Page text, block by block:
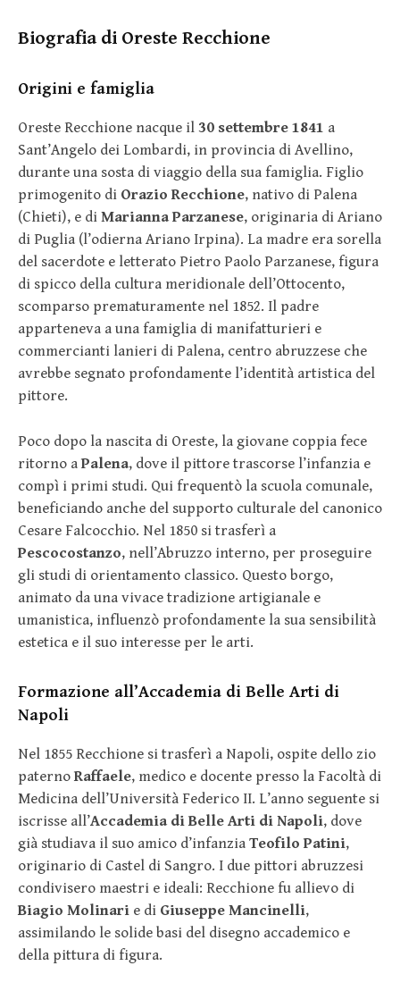
Biografia di Oreste Recchione
Origini e famiglia
Oreste Recchione nacque il 30 settembre 1841 a
Sant’Angelo dei Lombardi, in provincia di Avellino,
durante una sosta di viaggio della sua famiglia. Figlio
primogenito di Orazio Recchione, nativo di Palena
(Chieti), e di Marianna Parzanese, originaria di Ariano
di Puglia (l’odierna Ariano Irpina). La madre era sorella
del sacerdote e letterato Pietro Paolo Parzanese, figura
di spicco della cultura meridionale dell’Ottocento,
scomparso prematuramente nel 1852. Il padre
apparteneva a una famiglia di manifatturieri e
commercianti lanieri di Palena, centro abruzzese che
avrebbe segnato profondamente l’identità artistica del
pittore.
Poco dopo la nascita di Oreste, la giovane coppia fece
ritorno a Palena, dove il pittore trascorse l’infanzia e
compì i primi studi. Qui frequentò la scuola comunale,
beneficiando anche del supporto culturale del canonico
Cesare Falcocchio. Nel 1850 si trasferì a
Pescocostanzo, nell’Abruzzo interno, per proseguire
gli studi di orientamento classico. Questo borgo,
animato da una vivace tradizione artigianale e
umanistica, influenzò profondamente la sua sensibilità
estetica e il suo interesse per le arti.
Formazione all’Accademia di Belle Arti di
Napoli
Nel 1855 Recchione si trasferì a Napoli, ospite dello zio
paterno Raffaele, medico e docente presso la Facoltà di
Medicina dell’Università Federico II. L’anno seguente si
iscrisse all’Accademia di Belle Arti di Napoli, dove
già studiava il suo amico d’infanzia Teofilo Patini,
originario di Castel di Sangro. I due pittori abruzzesi
condivisero maestri e ideali: Recchione fu allievo di
Biagio Molinari e di Giuseppe Mancinelli,
assimilando le solide basi del disegno accademico e
della pittura di figura.